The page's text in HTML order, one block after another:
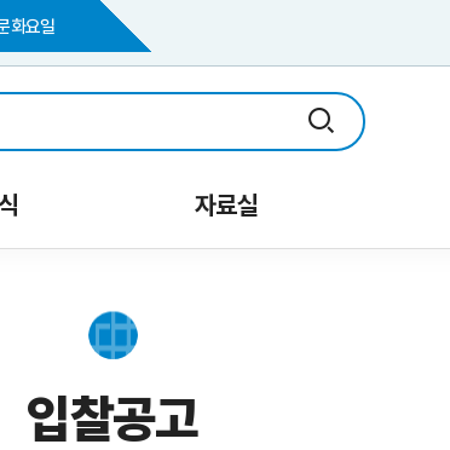
화요일
자료실
입찰공고